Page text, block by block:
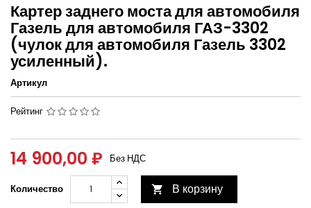
Картер заднего моста для автомобиля
Газель для автомобиля ГАЗ-3302
(чулок для автомобиля Газель 3302
усиленный).
Артикул
Рейтинг
14 900,00 ₽ Без НДС
Количество  В корзину